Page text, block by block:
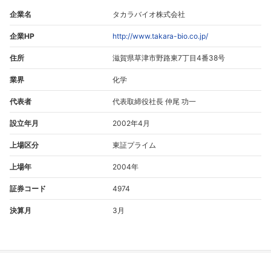
企業名 タカラバイオ株式会社
企業HP http://www.takara-bio.co.jp/
住所 滋賀県草津市野路東7丁目4番38号
業界 化学
代表者 代表取締役社長 仲尾 功一
設立年月 2002年4月
上場区分 東証プライム
上場年 2004年
証券コード 4974
決算月 3月